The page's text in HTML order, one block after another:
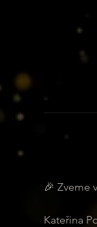
🎉 Zveme
Kateřina